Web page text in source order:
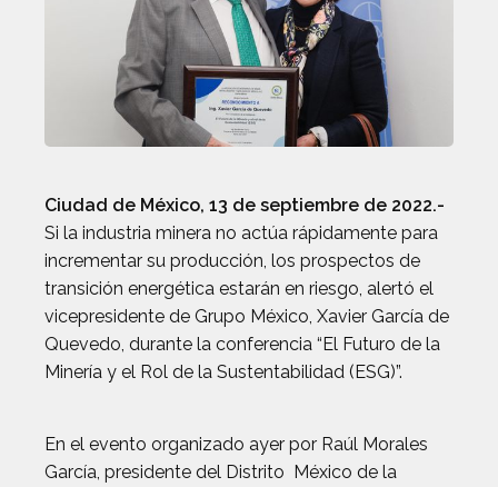
Ciudad de México, 13 de septiembre de 2022.-
Si la industria minera no actúa rápidamente para
incrementar su producción, los prospectos de
transición energética estarán en riesgo, alertó el
vicepresidente de Grupo México, Xavier García de
Quevedo, durante la conferencia “El Futuro de la
Minería y el Rol de la Sustentabilidad (ESG)”.
En el evento organizado ayer por Raúl Morales
García, presidente del Distrito México de la